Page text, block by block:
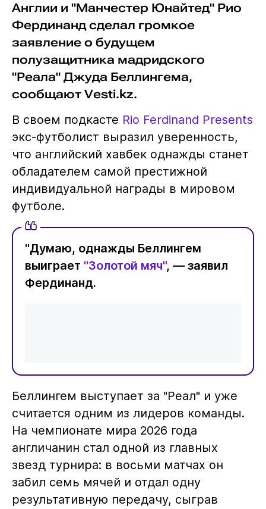
Англии и "Манчестер Юнайтед" Рио
Фердинанд сделал громкое
заявление о будущем
полузащитника мадридского
"Реала" Джуда Беллингема,
сообщают Vesti.kz.
В своем подкасте Rio Ferdinand Presents
экс-футболист выразил уверенность,
что английский хавбек однажды станет
обладателем самой престижной
индивидуальной награды в мировом
футболе.
"Думаю, однажды Беллингем
выиграет "Золотой мяч", — заявил
Фердинанд.
Беллингем выступает за "Реал" и уже
считается одним из лидеров команды.
На чемпионате мира 2026 года
англичанин стал одной из главных
звезд турнира: в восьми матчах он
забил семь мячей и отдал одну
результативную передачу, сыграв